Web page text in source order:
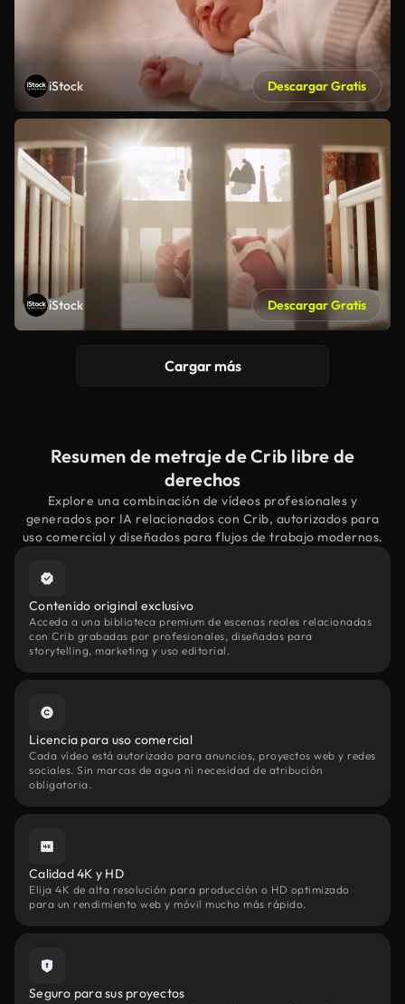
iStock Descargar Gratis
iStock Descargar Gratis
Cargar más
Resumen de metraje de Crib libre de
derechos
Explore una combinación de vídeos profesionales y
generados por IA relacionados con Crib, autorizados para
uso comercial y diseñados para flujos de trabajo modernos.
Contenido original exclusivo
Acceda a una biblioteca premium de escenas reales relacionadas
con Crib grabadas por profesionales, diseñadas para
storytelling, marketing y uso editorial.
Licencia para uso comercial
Cada vídeo está autorizado para anuncios, proyectos web y redes
sociales. Sin marcas de agua ni necesidad de atribución
obligatoria.
Calidad 4K y HD
Elija 4K de alta resolución para producción o HD optimizado
para un rendimiento web y móvil mucho más rápido.
Seguro para sus proyectos